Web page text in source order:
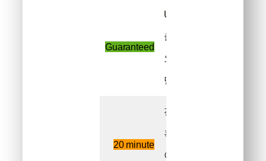
Guaranteed
USPTO
출원
요건
만족
20 minute
전화
혹은
이메일